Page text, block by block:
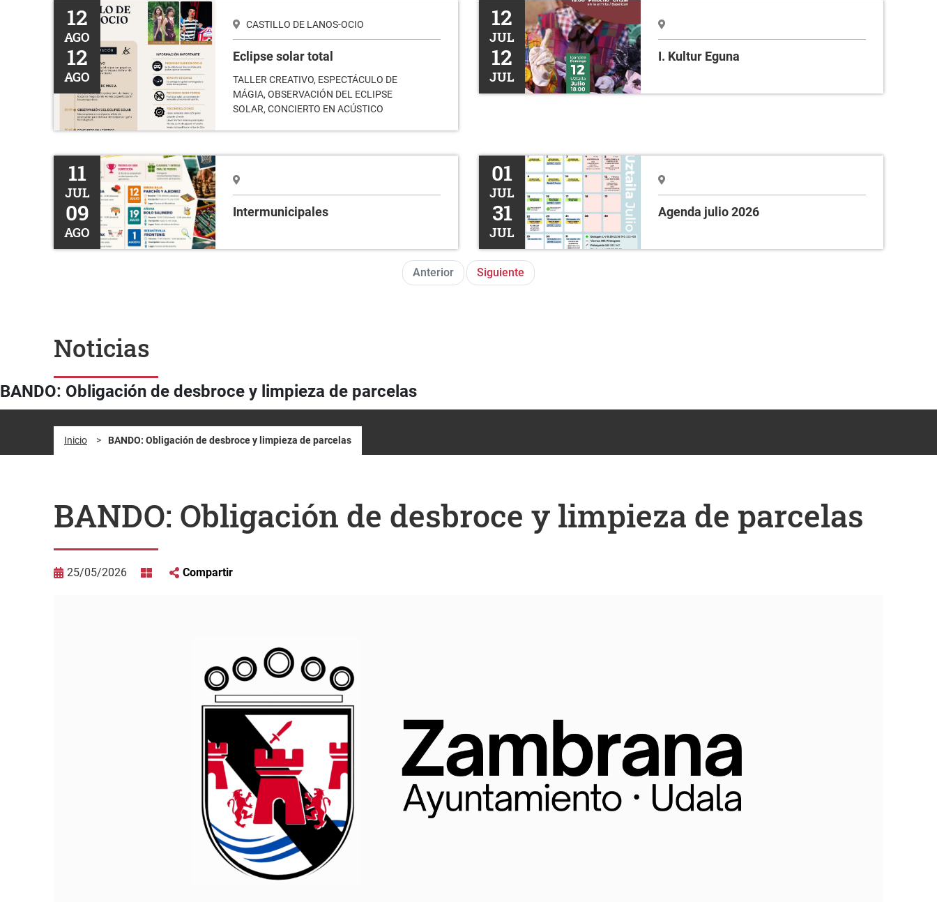
Eclipse solar total
12
AGO
12
AGO
CASTILLO DE LANOS-OCIO
Eclipse solar total
TALLER CREATIVO, ESPECTÁCULO DE
MÁGIA, OBSERVACIÓN DEL ECLIPSE
SOLAR, CONCIERTO EN ACÚSTICO
I. Kultur Eguna
12
JUL
12
JUL
I. Kultur Eguna
Intermunicipales
11
JUL
09
AGO
Intermunicipales
Agenda julio 2026
01
JUL
31
JUL
Agenda julio 2026
Anterior Siguiente
Noticias
BANDO: Obligación de desbroce y limpieza de parcelas
Inicio > BANDO: Obligación de desbroce y limpieza de parcelas
BANDO: Obligación de desbroce y limpieza de parcelas
25/05/2026 Compartir